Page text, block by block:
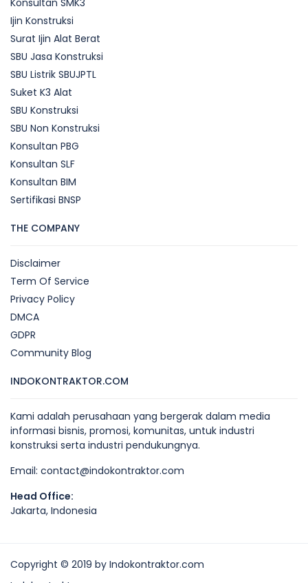
Ijin Konstruksi
Surat Ijin Alat Berat
SBU Jasa Konstruksi
SBU Listrik SBUJPTL
Suket K3 Alat
SBU Konstruksi
SBU Non Konstruksi
Konsultan PBG
Konsultan SLF
Konsultan BIM
Sertifikasi BNSP
THE COMPANY
Disclaimer
Term Of Service
Privacy Policy
DMCA
GDPR
Community Blog
INDOKONTRAKTOR.COM
Kami adalah perusahaan yang bergerak dalam media
informasi bisnis, promosi, komunitas, untuk industri
konstruksi serta industri pendukungnya.
Email: contact@indokontraktor.com
Head Office:
Jakarta, Indonesia
Copyright © 2019 by Indokontraktor.com